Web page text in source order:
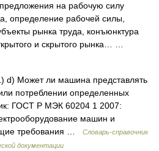
на рабочую силу
определение рабочей силы,
рынка труда, конъюнктура
и скрытого рынка… …
d) Может ли машина представлять
потреблении определенных
ГОСТ Р МЭК 60204 1 2007:
машин и
требования …
Словарь-справочник
документации